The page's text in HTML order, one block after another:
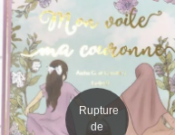
Rupture
de